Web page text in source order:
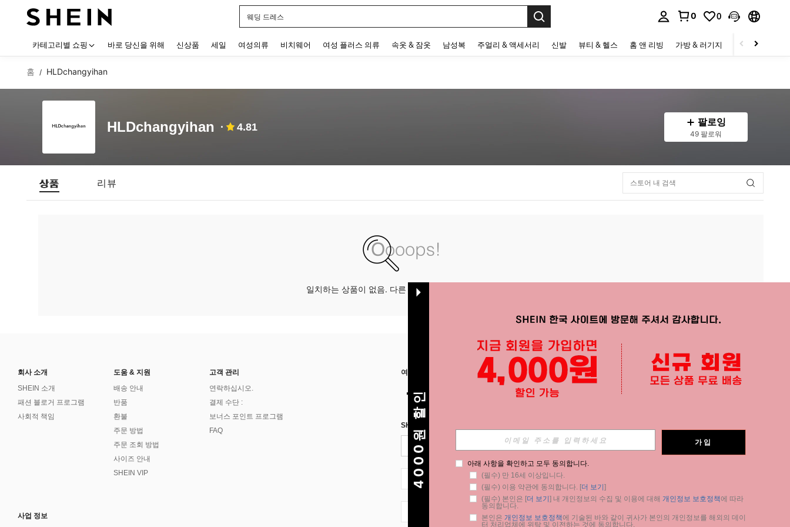
웨딩 드레스
0 0
카테고리별 쇼핑 바로 당신을 위해 신상품 세일 여성의류 비치웨어 여성 플러스 의류 속옷 & 잠옷 남성복 주얼리 & 액세서리 신발 뷰티 & 헬스 홈 앤 리빙 가방 & 러기지 스포츠 & 아웃
홈 / HLDchangyihan
HLDchangyihan 4.81 팔로잉
49 팔로워
상품 리뷰
일치하는 상품이 없음. 다른 옵션으로 시도하십시오.
회사 소개
SHEIN 소개
패션 블로거 프로그램
사회적 책임
도움 & 지원
배송 안내
반품
환불
주문 방법
주문 조회 방법
사이즈 안내
SHEIN VIP
고객 관리
연락하십시오.
결제 수단 :
보너스 포인트 프로그램
FAQ
사업 정보
여기에서 저희를 찾아주세요 APP
SHEIN STYLE NEWS에 등록하세요.
KR + 82
4000원 할인 가입
아래 사항을 확인하고 모두 동의합니다.
(필수) 만 16세 이상입니다.
(필수) 이용 약관에 동의합니다. [더 보기 ]
(필수) 본인은 [더 보기 ] 내 개인정보의 수집 및 이용에 대해 개인정보 보호정책에 따라
동의합니다.
본인은 개인정보 보호정책에 기술된 바와 같이 귀사가 본인의 개인정보를 해외의 데이
터 처리업체에 위탁 및 이전하는 것에 동의합니다.